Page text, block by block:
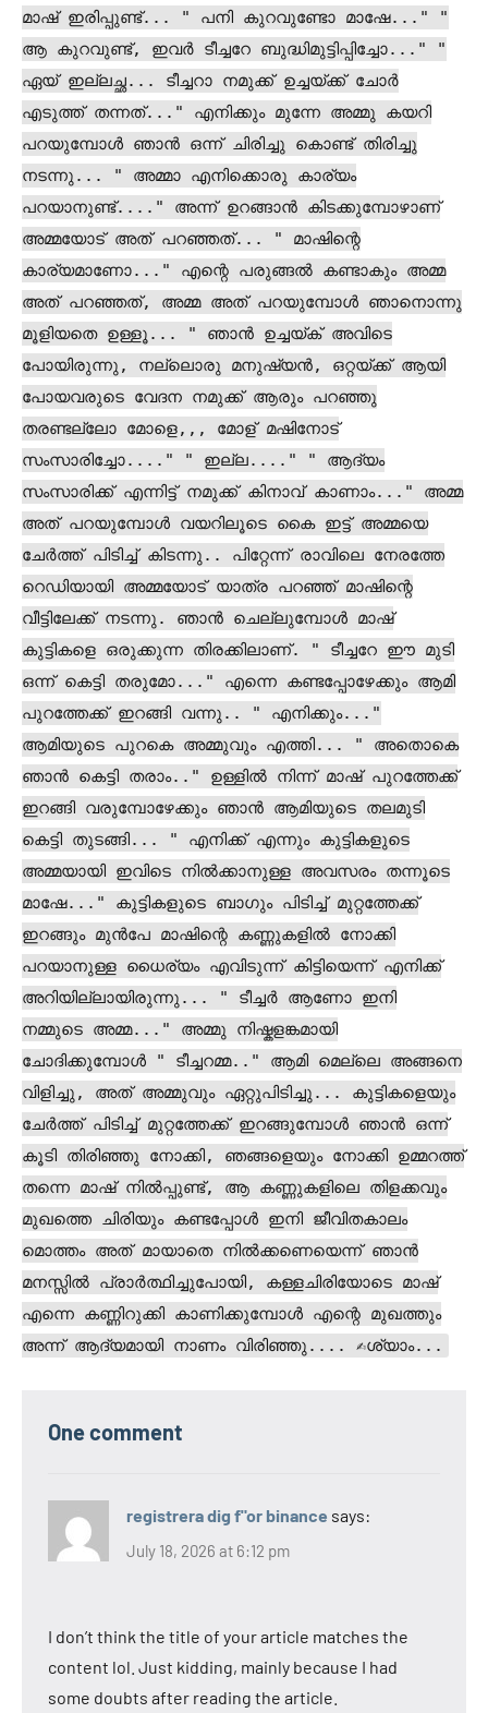
One comment
registrera dig f"or binance says:
July 18, 2026 at 6:12 pm
I don’t think the title of your article matches the
content lol. Just kidding, mainly because I had
some doubts after reading the article.